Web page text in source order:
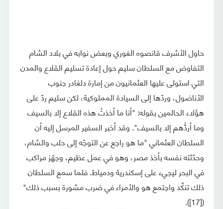
حاول الأشرف قانصوه الغوري وبعض نوابه في بلاد الشام
التفاوض مع السلطان سليم حول إعادة تسليم القلاع والمدن
التي استولى عليها العثمانيون من إمارة دلغادر جنوب
الأناضول، وردّها إلى السيادة المملوكية، لكن سليم ردّ على
هؤلاء الحالمين بقوله: "أنا ما أخذتُ هذه القلاع إلا بالسيف
وما أردُّهم إلا بالسيف". وقد أخبر السفير المرسل إليه أن
السلطان العثماني "ما هو راجع عن التوجّه إلى حلب والشام،
وحدّثته نفسه بأخذ مصر، وهو في عمل عظيم، وجهّز مراكب
في البحر ليجيء على إسكندرية ودمياط. فلما سمع السلطان
ذلك تنكَّد واجتمع هو والأمراء في ضرب مشورة بسبب ذلك"
([17]).